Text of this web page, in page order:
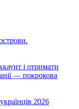
і отримати
— покрокова
2026